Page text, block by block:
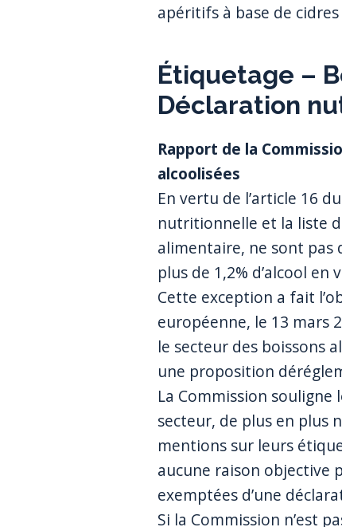
apéritifs à base de
Étiquetage –
Déclaration
Rapport de la
alcoolisées
En vertu de l’article 16 du
nutritionnelle et la liste
alimentaire, ne sont pas
plus de 1,2% d’alcool en
Cette exception a fait
européenne, le 13 mars
le secteur des boissons
une proposition
La Commission
secteur, de plus en plus
mentions sur leurs
aucune raison objective
exemptées d’une
Si la Commission n’est